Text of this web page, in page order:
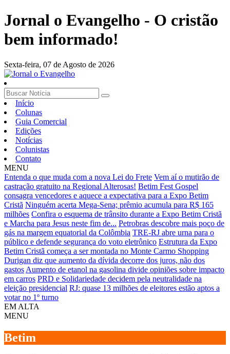
Jornal o Evangelho - O cristão
bem informado!
Sexta-feira, 07 de Agosto de 2026
Início
Colunas
Guia Comercial
Edições
Notícias
Colunistas
Contato
MENU
Entenda o que muda com a nova Lei do Frete Vem aí o mutirão de
castração gratuito na Regional Alterosas! Betim Fest Gospel
consagra vencedores e aquece a expectativa para a Expo Betim
Cristã Ninguém acerta Mega-Sena; prêmio acumula para R$ 165
milhões Confira o esquema de trânsito durante a Expo Betim Cristã
e Marcha para Jesus neste fim de... Petrobras descobre mais poço de
gás na margem equatorial da Colômbia TRE-RJ abre urna para o
público e defende segurança do voto eletrônico Estrutura da Expo
Betim Cristã começa a ser montada no Monte Carmo Shopping
Durigan diz que aumento da dívida decorre dos juros, não dos
gastos Aumento de etanol na gasolina divide opiniões sobre impacto
em carros PRD e Solidariedade decidem pela neutralidade na
eleição presidencial RJ: quase 13 milhões de eleitores estão aptos a
votar no 1º turno
EM ALTA
MENU
Betim